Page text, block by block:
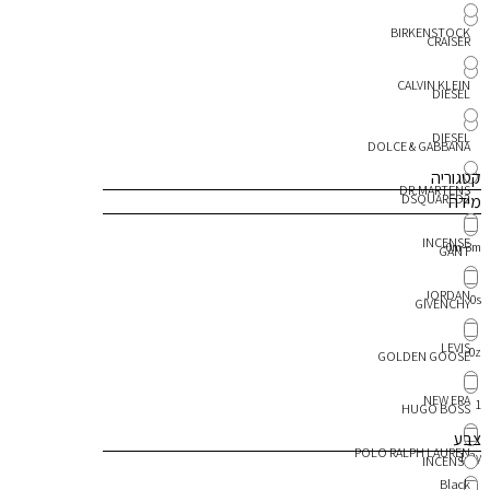
CRAISER
DIESEL
DOLCE & GABBANA
DSQUARED2
GANT
GIVENCHY
GOLDEN GOOSE
HUGO BOSS
INCENSE
BIRKENSTOCK
CALVIN KLEIN
DIESEL
DR.MARTENS
INCENSE
JORDAN
LEVIS
NEW ERA
POLO RALPH LAUREN
קטגוריה
מידה
0m-3m
0s
0z
1
1-2y
צבע
Black